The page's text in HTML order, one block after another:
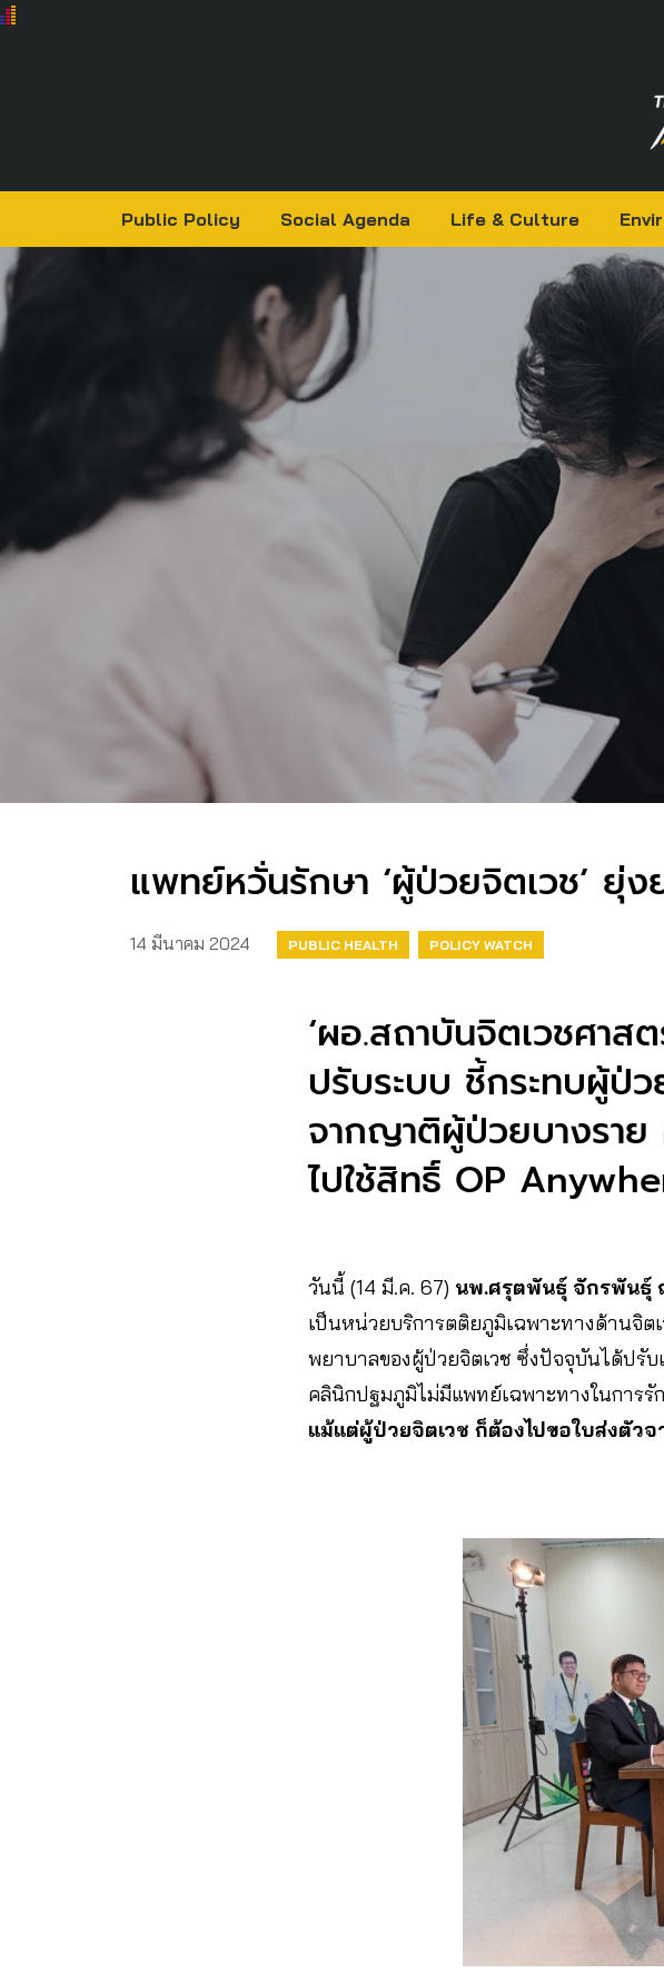
Public Policy Social Agenda Life & Culture
แพทย์หวั่นรักษา ‘ผู้ป่วยจิตเวช’ ยุ่
14 มีนาคม 2024 PUBLIC HEALTH
POLICY WATCH
‘ผอ.สถาบันจิตเวชศาส
ปรับระบบ ชี้กระทบผู้ป่ว
จากญาติผู้ป่วยบางรา
ไปใช้สิทธิ์ OP
วันนี้ (14 มี.ค. 67) นพ.ศรุตพันธุ์ จักรพันธุ์
เป็นหน่วยบริการตติยภูมิเฉพาะทางด้านจิต
พยาบาลของผู้ป่วยจิตเวช ซึ่งปัจจุบันได้ปรั
คลินิกปฐมภูมิไม่มีแพทย์เฉพาะทางในการ
แม้แต่ผู้ป่วยจิตเวช ก็ต้องไปขอใบส่งตั